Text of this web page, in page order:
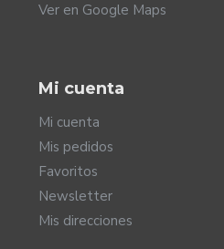
Ver en Google Maps
Mi cuenta
Mi cuenta
Mis pedidos
Favoritos
Newsletter
Mis direcciones